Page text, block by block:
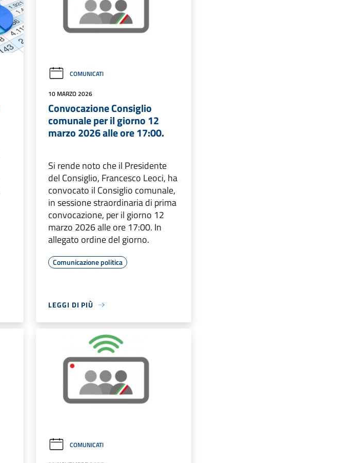
COMUNICATI
10 MARZO 2026
Convocazione Consiglio
comunale per il giorno 12
marzo 2026 alle ore 17:00.
Si rende noto che il Presidente
del Consiglio, Francesco Leoci, ha
convocato il Consiglio comunale,
in sessione straordinaria di prima
convocazione, per il giorno 12
marzo 2026 alle ore 17:00. In
allegato ordine del giorno.
Comunicazione politica
LEGGI DI PIÙ
COMUNICATI